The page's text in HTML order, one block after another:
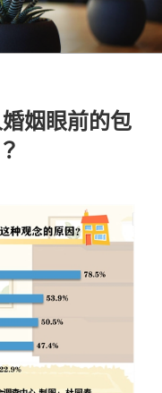
姻眼前的包